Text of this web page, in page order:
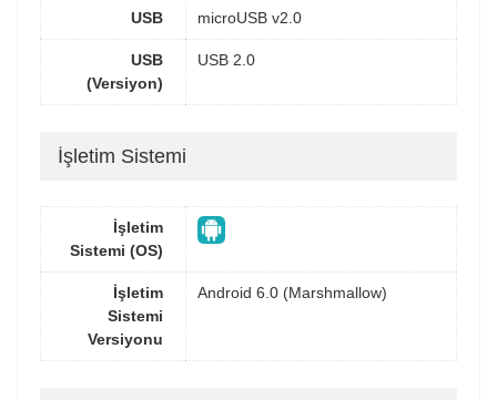
USB microUSB v2.0
USB
(Versiyon)
USB 2.0
İşletim Sistemi
İşletim
Sistemi (OS)
İşletim
Sistemi
Versiyonu
Android 6.0 (Marshmallow)